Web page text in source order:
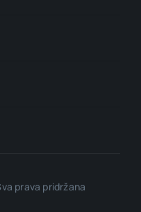
prava pridržana